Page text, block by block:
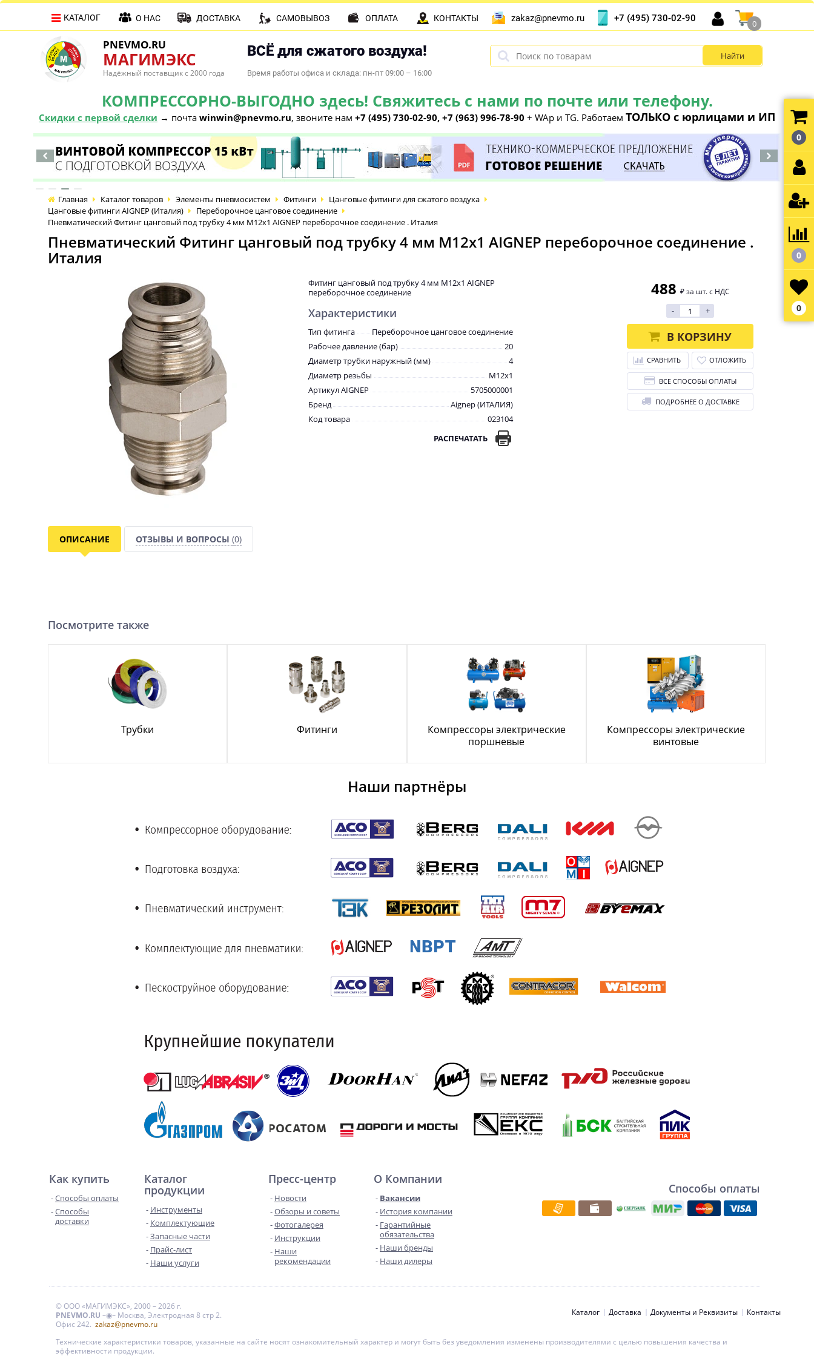
PNEVMO.RU
МАГИМЭКС
Надёжный поставщик с 2000 года
ВСЁ для сжатого воздуха!
Время работы офиса и склада: пн-пт 09:00 – 16:00
КОМПРЕССОРНО-ВЫГОДНО здесь! Свяжитесь с нами по почте или телефону.
Скидки с первой сделки → почта winwin@pnevmo.ru, звоните нам +7 (495) 730-02-90, +7 (963) 996-78-90 + WAp и TG. Работаем ТОЛЬКО с юрлицами и ИП
КАТАЛОГ О НАС ДОСТАВКА САМОВЫВОЗ ОПЛАТА КОНТАКТЫ zakaz@pnevmo.ru +7 (495) 730-02-90
0
Главная Каталог товаров Элементы пневмосистем Фитинги
Цанговые фитинги для сжатого воздуха
Цанговые фитинги AIGNEP (Италия)
Переборочное цанговое соединение
Пневматический Фитинг цанговый под трубку 4 мм М12х1 AIGNEP переборочное соединение . Италия
Пневматический Фитинг цанговый под трубку 4 мм М12х1 AIGNEP переборочное соединение .
Италия
Фитинг цанговый под трубку 4 мм М12х1 AIGNEP
переборочное соединение
Характеристики
Тип фитинга
Переборочное цанговое соединение
Рабочее давление (бар)
20
Диаметр трубки наружный (мм)
4
Диаметр резьбы
М12х1
Артикул AIGNEP
5705000001
Бренд
Aignep (ИТАЛИЯ)
Код товара
023104
РАСПЕЧАТАТЬ
488 ₽ за шт. с НДС
- +
В КОРЗИНУ
СРАВНИТЬ ОТЛОЖИТЬ
ВСЕ СПОСОБЫ ОПЛАТЫ
ПОДРОБНЕЕ О ДОСТАВКЕ
ОПИСАНИЕ ОТЗЫВЫ И ВОПРОСЫ (0)
Посмотрите также
Трубки Фитинги
Компрессоры электрические
поршневые
Компрессоры электрические
винтовые
Наши партнёры
Как купить
Способы оплаты
Способы
доставки
Каталог
продукции
Инструменты
Комплектующие
Запасные части
Прайс-лист
Наши услуги
Пресс-центр
Новости
Обзоры и советы
Фотогалерея
Инструкции
Наши
рекомендации
О Компании
Вакансии
История компании
Гарантийные
обязательства
Наши бренды
Наши дилеры
Способы оплаты
© ООО «МАГИМЭКС», 2000 – 2026 г.
PNEVMO.RU –◉– Москва, Электродная 8 стр 2.
Офис 242. zakaz@pnevmo.ru
Каталог Доставка Документы и Реквизиты Контакты
0
0
0
Технические характеристики товаров, указанные на сайте носят ознакомительный характер и могут быть без уведомления изменены производителями с целью повышения качества и
эффективности продукции.